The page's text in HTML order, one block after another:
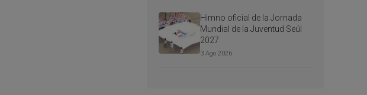
Himno oficial de la Jornada
Mundial de la Juventud Seúl
2027
3 Ago 2026